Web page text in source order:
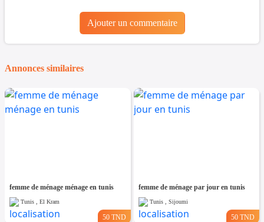
Ajouter un commentaire
Annonces similaires
femme de ménage ménage en tunis
Tunis , El Kram
50 TND
femme de ménage par jour en tunis
Tunis , Sijoumi
50 TND